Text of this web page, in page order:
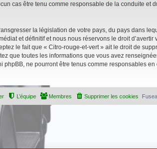
cas être tenu comme responsable de la conduite et
la législation de votre pays, du pays dans
et définitif et nous nous réservons le droit d’avertir
le fait que « Citro-rouge-et-vert » ait le droit de
que toutes les informations que vous avez
ne pourront être tenus comme responsables en
Supprimer les cookies
Membres
L’équipe